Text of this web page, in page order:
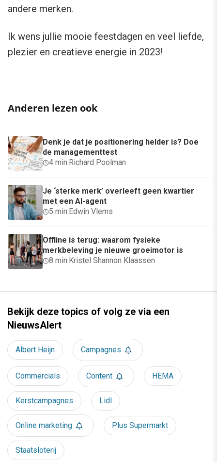
andere merken.
Ik wens jullie mooie feestdagen en veel liefde,
plezier en creatieve energie in 2023!
Anderen lezen ook
Denk je dat je positionering helder is? Doe
de managementtest
4 min· Richard Poolman
Je ‘sterke merk’ overleeft geen kwartier
met een AI-agent
5 min· Edwin Vlems
Offline is terug: waarom fysieke
merkbeleving je nieuwe groeimotor is
8 min· Kristel Shannon Klaassen
Bekijk deze topics of volg ze via een
NieuwsAlert
Albert Heijn Campagnes
Commercials Content HEMA
Kerstcampagnes Lidl
Online marketing Plus Supermarkt
Staatsloterij